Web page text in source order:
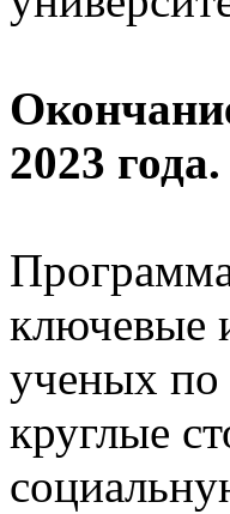
2023 года.
ключевые
ученых по
круглые